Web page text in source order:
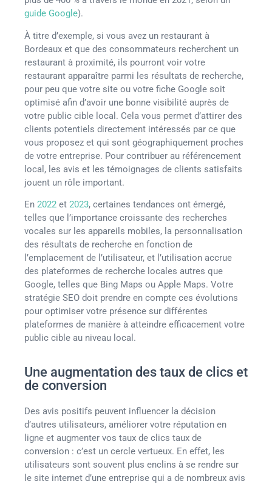
guide Google).
À titre d’exemple, si vous avez un restaurant à
Bordeaux et que des consommateurs recherchent un
restaurant à proximité, ils pourront voir votre
restaurant apparaître parmi les résultats de recherche,
pour peu que votre site ou votre fiche Google soit
optimisé afin d’avoir une bonne visibilité auprès de
votre public cible local. Cela vous permet d’attirer des
clients potentiels directement intéressés par ce que
vous proposez et qui sont géographiquement proches
de votre entreprise. Pour contribuer au référencement
local, les avis et les témoignages de clients satisfaits
jouent un rôle important.
En 2022 et 2023, certaines tendances ont émergé,
telles que l’importance croissante des recherches
vocales sur les appareils mobiles, la personnalisation
des résultats de recherche en fonction de
l’emplacement de l’utilisateur, et l’utilisation accrue
des plateformes de recherche locales autres que
Google, telles que Bing Maps ou Apple Maps. Votre
stratégie SEO doit prendre en compte ces évolutions
pour optimiser votre présence sur différentes
plateformes de manière à atteindre efficacement votre
public cible au niveau local.
Une augmentation des taux de clics et
de conversion
Des avis positifs peuvent influencer la décision
d’autres utilisateurs, améliorer votre réputation en
ligne et augmenter vos taux de clics taux de
conversion : c’est un cercle vertueux. En effet, les
utilisateurs sont souvent plus enclins à se rendre sur
le site internet d’une entreprise qui a de nombreux avis